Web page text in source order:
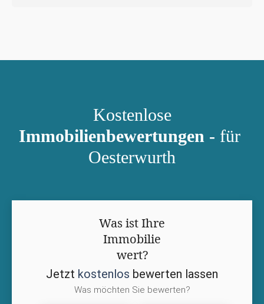
Kostenlose
Immobilienbewertungen - für
Oesterwurth
Was ist Ihre
Immobilie
wert?
Jetzt kostenlos bewerten lassen
Was möchten Sie bewerten?